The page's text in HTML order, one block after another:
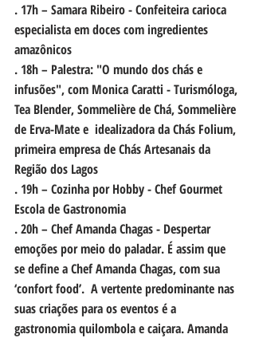
. 17h – Samara Ribeiro - Confeiteira carioca
especialista em doces com ingredientes
amazônicos
. 18h – Palestra: "O mundo dos chás e
infusões", com Monica Caratti - Turismóloga,
Tea Blender, Sommelière de Chá, Sommelière
de Erva-Mate e  idealizadora da Chás Folium,
primeira empresa de Chás Artesanais da
Região dos Lagos
. 19h – Cozinha por Hobby - Chef Gourmet
Escola de Gastronomia
. 20h – Chef Amanda Chagas - Despertar
emoções por meio do paladar. É assim que
se define a Chef Amanda Chagas, com sua
‘confort food’.  A vertente predominante nas
suas criações para os eventos é a
gastronomia quilombola e caiçara. Amanda